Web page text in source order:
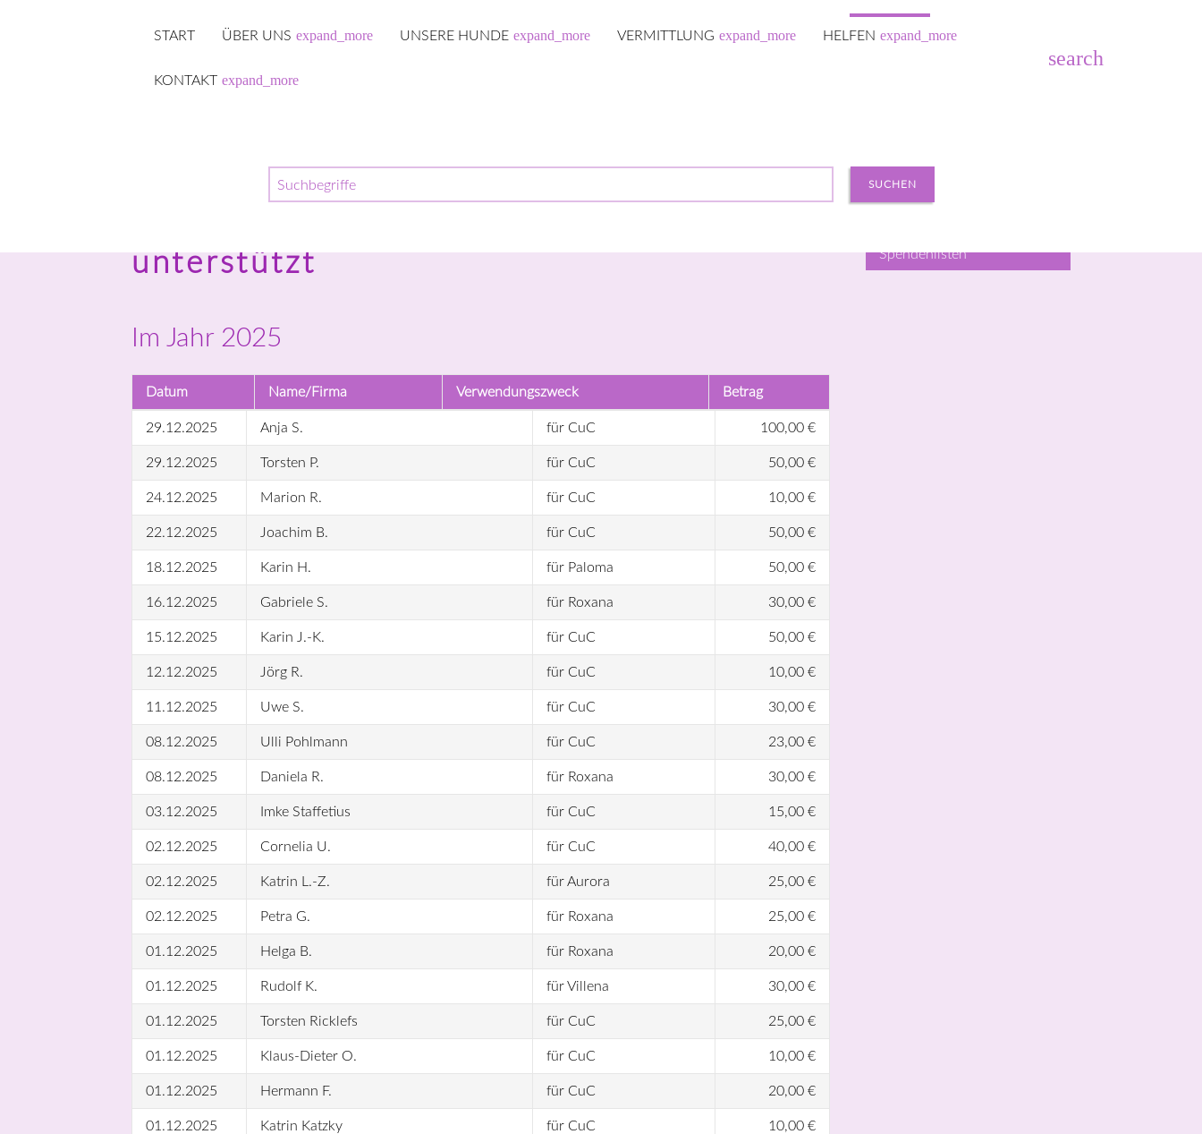
START ÜBER UNS expand_more UNSERE HUNDE expand_more VERMITTLUNG expand_more HELFEN expand_more
KONTAKT expand_more
search
Suchbegriffe SUCHEN
Diese tollen Spender haben Carlos & Co.
unterstützt
Im Jahr 2025
Datum Name/Firma Verwendungszweck Betrag
29.12.2025 Anja S. für CuC 100,00 €
29.12.2025 Torsten P. für CuC 50,00 €
24.12.2025 Marion R. für CuC 10,00 €
22.12.2025 Joachim B. für CuC 50,00 €
18.12.2025 Karin H. für Paloma 50,00 €
16.12.2025 Gabriele S. für Roxana 30,00 €
15.12.2025 Karin J.-K. für CuC 50,00 €
12.12.2025 Jörg R. für CuC 10,00 €
11.12.2025 Uwe S. für CuC 30,00 €
08.12.2025 Ulli Pohlmann für CuC 23,00 €
08.12.2025 Daniela R. für Roxana 30,00 €
03.12.2025 Imke Staffetius für CuC 15,00 €
02.12.2025 Cornelia U. für CuC 40,00 €
02.12.2025 Katrin L.-Z. für Aurora 25,00 €
02.12.2025 Petra G. für Roxana 25,00 €
01.12.2025 Helga B. für Roxana 20,00 €
01.12.2025 Rudolf K. für Villena 30,00 €
01.12.2025 Torsten Ricklefs für CuC 25,00 €
01.12.2025 Klaus-Dieter O. für CuC 10,00 €
01.12.2025 Hermann F. für CuC 20,00 €
01.12.2025 Katrin Katzky für CuC 10,00 €
Helfen & Unterstützen
Spendenlisten